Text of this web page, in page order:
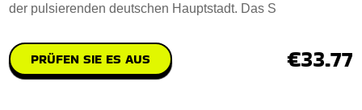
der pulsierenden deutschen Hauptstadt. Das S
PRÜFEN SIE ES AUS €33.77